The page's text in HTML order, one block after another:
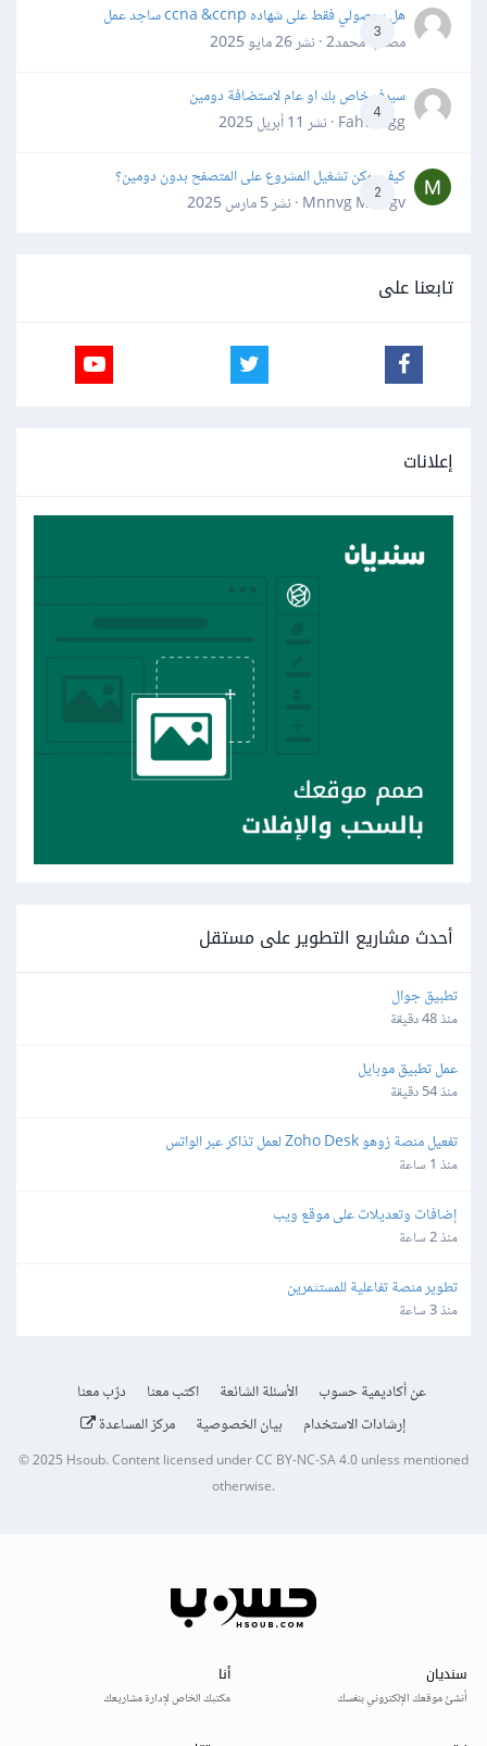
3
هل بحصولي فقط على شهاده ccna &ccnp ساجد عمل
مصعب محمد2 · نشر
26 مايو 2025
4
سيرفر خاص بك او عام لاستضافة دومين
Fahd Ggg · نشر
11 أبريل 2025
2
كيف يمكن تشغيل المشروع على المتصفح بدون دومين؟
Mnnvg Mnbgv · نشر
5 مارس 2025
تابعنا على
إعلانات
أحدث مشاريع التطوير على مستقل
تطبيق جوال
منذ 48 دقيقة
عمل تطبيق موبايل
منذ 54 دقيقة
تفعيل منصة زوهو Zoho Desk لعمل تذاكر عبر الواتس
منذ 1 ساعة
إضافات وتعديلات على موقع ويب
منذ 2 ساعة
تطوير منصة تفاعلية للمستثمرين
منذ 3 ساعة
عن أكاديمية حسوب الأسئلة الشائعة اكتب معنا
درّب معنا
إرشادات الاستخدام
بيان الخصوصية مركز المساعدة
© 2025 Hsoub.Content licensed underCC BY-NC-SA 4.0unless mentioned
otherwise.